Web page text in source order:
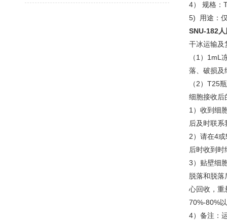
4） 规格：
5) 用途：
SNU-182
干冰运输及
（1）1mL
落、破损及
（2）T25
细胞接收后
1）收到细
后及时联系
2）请在4
后时收到时
3）贴壁细
脱落和脱落
心回收，重
70%-80%
4）备注：